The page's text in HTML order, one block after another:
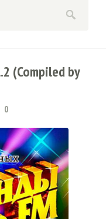
(Compiled by
0